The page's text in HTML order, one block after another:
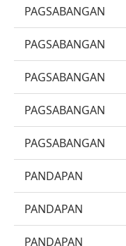
PAGSABANGAN
PAGSABANGAN
PAGSABANGAN
PAGSABANGAN
PAGSABANGAN
PANDAPAN
PANDAPAN
PANDAPAN